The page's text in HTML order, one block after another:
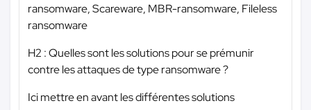
ransomware, Scareware, MBR-ransomware, Fileless
ransomware
H2 : Quelles sont les solutions pour se prémunir
contre les attaques de type ransomware ?
Ici mettre en avant les différentes solutions